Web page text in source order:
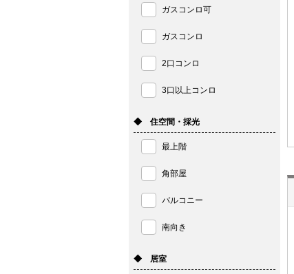
ガスコンロ可
ガスコンロ
2口コンロ
3口以上コンロ
◆ 住空間・採光
最上階
角部屋
バルコニー
南向き
◆ 居室